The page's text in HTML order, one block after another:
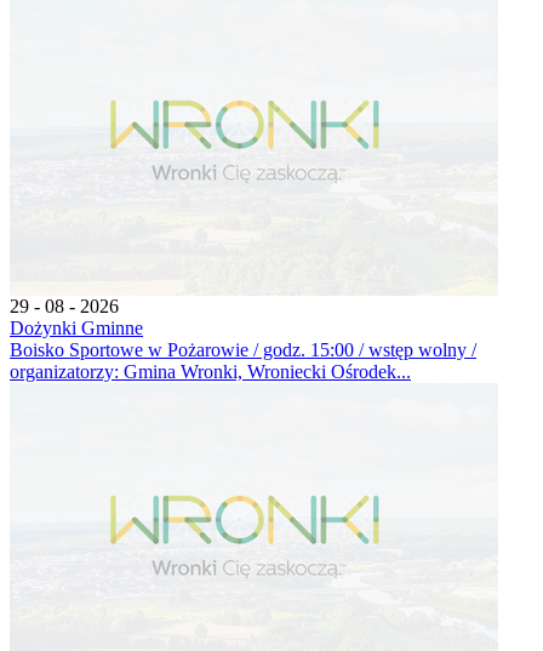
29 - 08 - 2026
Dożynki Gminne
Boisko Sportowe w Pożarowie / godz. 15:00 / wstęp wolny /
organizatorzy: Gmina Wronki, Wroniecki Ośrodek...